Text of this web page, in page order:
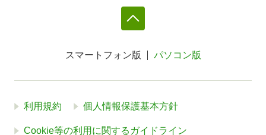
スマートフォン版 パソコン版
利用規約 個人情報保護基本方針
Cookie等の利用に関するガイドライン